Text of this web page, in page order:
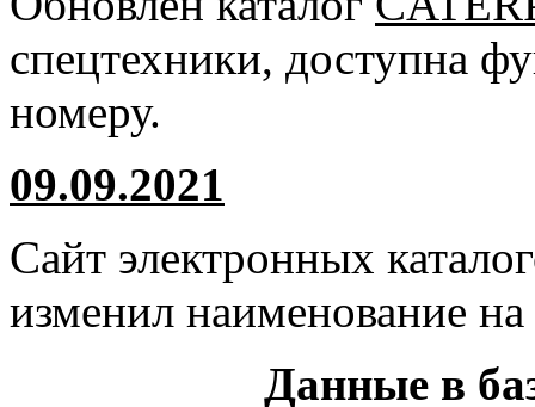
спецтехники, доступна
номеру.
09.09.2021
Сайт электронных
изменил наименование на
Данные в